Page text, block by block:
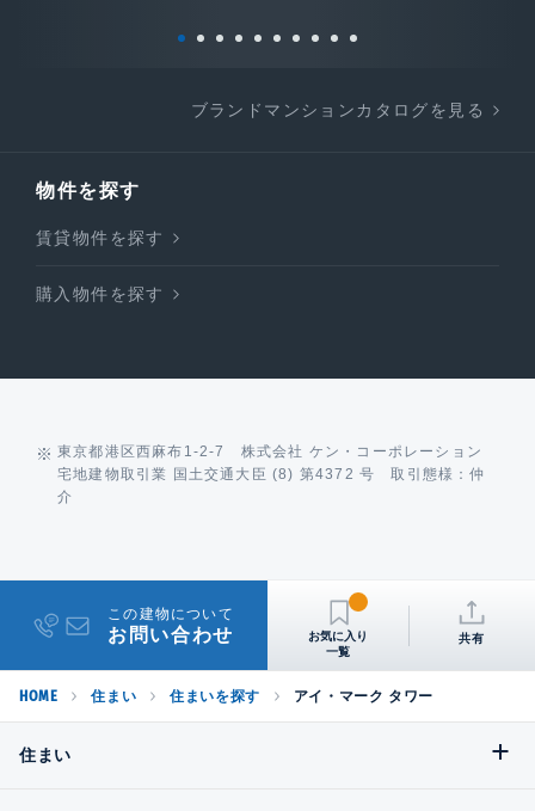
ブランドマンションカタログを見る
物件を探す
賃貸物件を探す
購入物件を探す
東京都港区西麻布1-2-7 株式会社 ケン・コーポレーション
宅地建物取引業 国土交通大臣 (8) 第4372 号 取引態様：仲
介
この建物について
お問い合わせ 共有
HOME 住まい 住まいを探す アイ・マーク タワー
住まい